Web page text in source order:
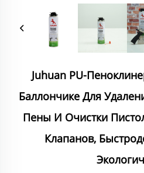
Juhuan PU-
Баллончике Для
Пены И Очистки
Клапанов,